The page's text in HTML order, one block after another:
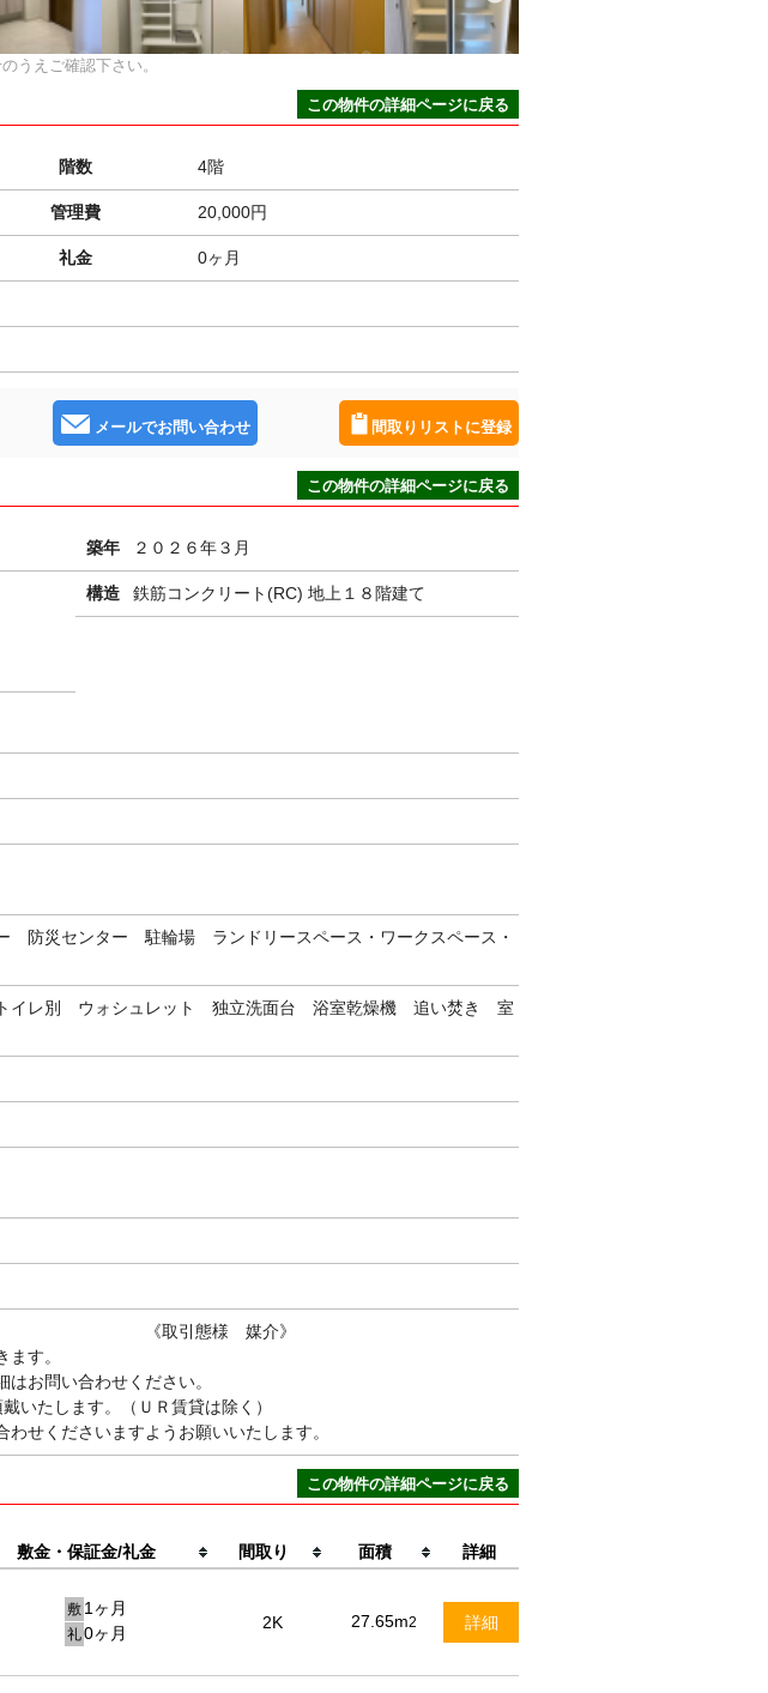
うえご確認下さい。
この物件の詳細ページに戻る
階数 4階
管理費 20,000円
礼金 0ヶ月
メールでお問い合わせ 間取りリストに登録
この物件の詳細ページに戻る
築年 ２０２６年３月
構造 鉄筋コンクリート(RC) 地上１８階建て
災センター 駐輪場 ランドリースペース・ワークスペース・
イレ別 ウォシュレット 独立洗面台 浴室乾燥機 追い焚き 室
します。 《取引態様 媒介》
す。
お問い合わせください。
いたします。（ＵＲ賃貸は除く）
せくださいますようお願いいたします。
この物件の詳細ページに戻る
敷金・保証金/礼金 間取り 面積 詳細
敷 1ヶ月
礼 0ヶ月
2K 27.65m2 詳細